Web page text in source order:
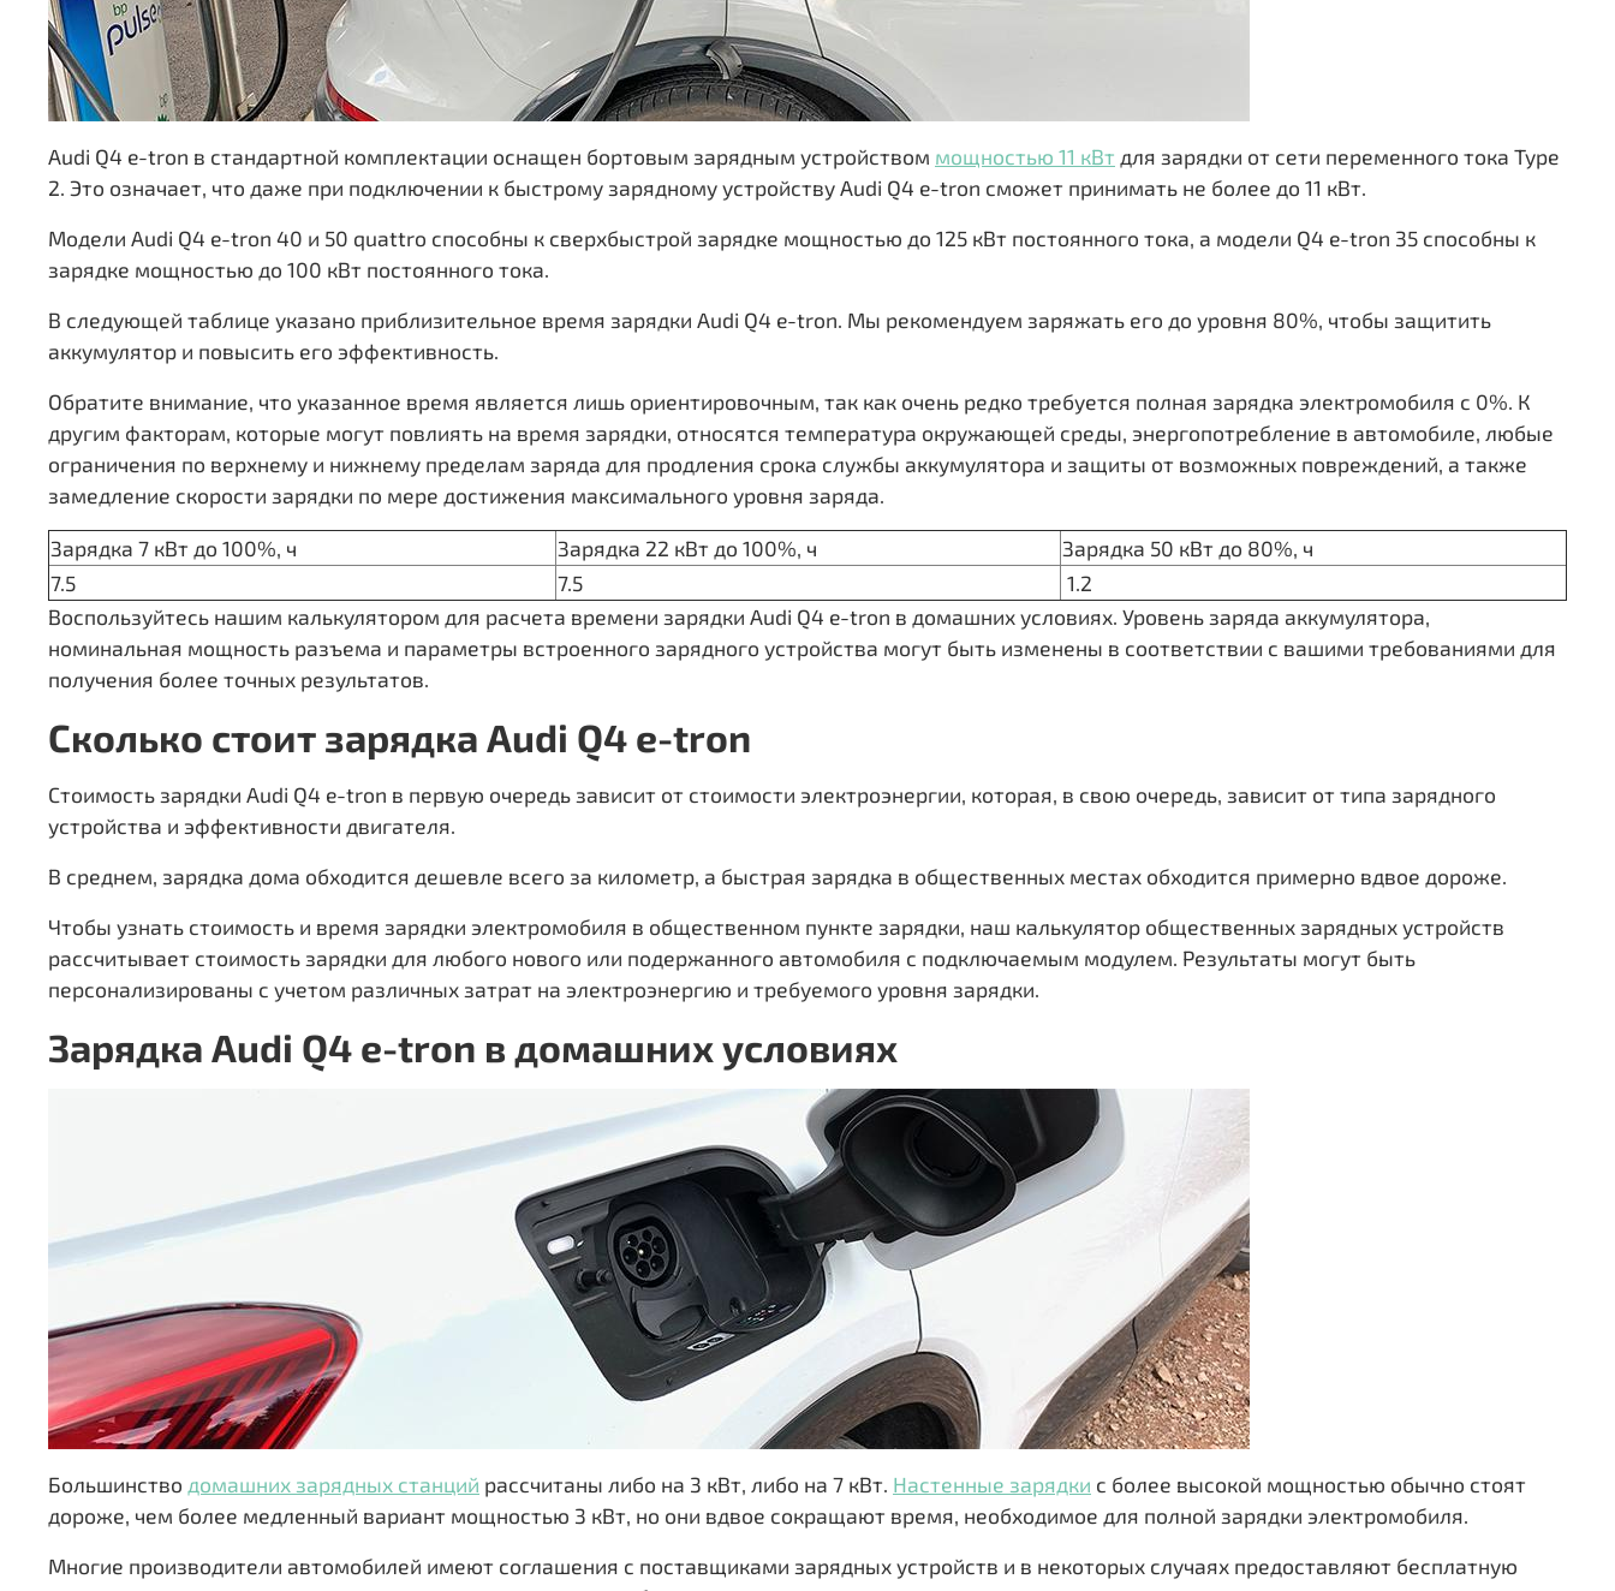
Audi Q4 e-tron в стандартной комплектации оснащен бортовым зарядным устройством мощностью 11 кВт для зарядки от сети переменного тока Type
2. Это означает, что даже при подключении к быстрому зарядному устройству Audi Q4 e-tron сможет принимать не более до 11 кВт.
Модели Audi Q4 e-tron 40 и 50 quattro способны к сверхбыстрой зарядке мощностью до 125 кВт постоянного тока, а модели Q4 e-tron 35 способны к
зарядке мощностью до 100 кВт постоянного тока.
В следующей таблице указано приблизительное время зарядки Audi Q4 e-tron. Мы рекомендуем заряжать его до уровня 80%, чтобы защитить
аккумулятор и повысить его эффективность.
Обратите внимание, что указанное время является лишь ориентировочным, так как очень редко требуется полная зарядка электромобиля с 0%. К
другим факторам, которые могут повлиять на время зарядки, относятся температура окружающей среды, энергопотребление в автомобиле, любые
ограничения по верхнему и нижнему пределам заряда для продления срока службы аккумулятора и защиты от возможных повреждений, а также
замедление скорости зарядки по мере достижения максимального уровня заряда.
Зарядка 7 кВт до 100%, ч
Зарядка 22 кВт до 100%, ч
Зарядка 50 кВт до 80%, ч
7.5
7.5
1.2
Воспользуйтесь нашим калькулятором для расчета времени зарядки Audi Q4 e-tron в домашних условиях. Уровень заряда аккумулятора,
номинальная мощность разъема и параметры встроенного зарядного устройства могут быть изменены в соответствии с вашими требованиями для
получения более точных результатов.
Сколько стоит зарядка Audi Q4 e-tron
Стоимость зарядки Audi Q4 e-tron в первую очередь зависит от стоимости электроэнергии, которая, в свою очередь, зависит от типа зарядного
устройства и эффективности двигателя.
В среднем, зарядка дома обходится дешевле всего за километр, а быстрая зарядка в общественных местах обходится примерно вдвое дороже.
Чтобы узнать стоимость и время зарядки электромобиля в общественном пункте зарядки, наш калькулятор общественных зарядных устройств
рассчитывает стоимость зарядки для любого нового или подержанного автомобиля с подключаемым модулем. Результаты могут быть
персонализированы с учетом различных затрат на электроэнергию и требуемого уровня зарядки.
Зарядка Audi Q4 e-tron в домашних условиях
Большинство домашних зарядных станций рассчитаны либо на 3 кВт, либо на 7 кВт. Настенные зарядки с более высокой мощностью обычно стоят
дороже, чем более медленный вариант мощностью 3 кВт, но они вдвое сокращают время, необходимое для полной зарядки электромобиля.
Многие производители автомобилей имеют соглашения с поставщиками зарядных устройств и в некоторых случаях предоставляют бесплатную